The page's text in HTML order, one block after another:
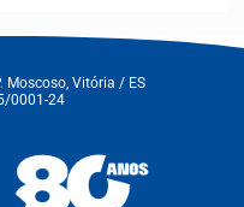
Moscoso, Vitória / ES
0001-24